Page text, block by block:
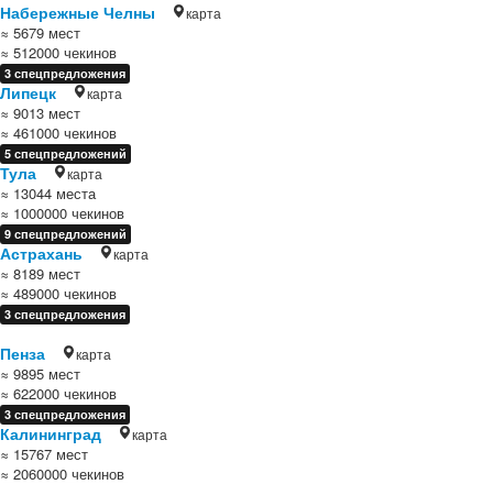
Набережные Челны карта
≈ 5679 мест
≈ 512000 чекинов
3 спецпредложения
Липецк карта
≈ 9013 мест
≈ 461000 чекинов
5 спецпредложений
Тула карта
≈ 13044 места
≈ 1000000 чекинов
9 спецпредложений
Астрахань карта
≈ 8189 мест
≈ 489000 чекинов
3 спецпредложения
Пенза карта
≈ 9895 мест
≈ 622000 чекинов
3 спецпредложения
Калининград карта
≈ 15767 мест
≈ 2060000 чекинов